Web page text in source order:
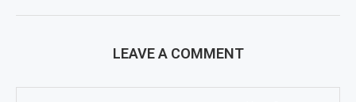
LEAVE A COMMENT